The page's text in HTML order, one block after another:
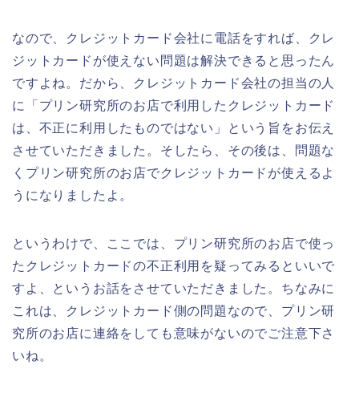
なので、クレジットカード会社に電話をすれば、クレ
ジットカードが使えない問題は解決できると思ったん
ですよね。だから、クレジットカード会社の担当の人
に「プリン研究所のお店で利用したクレジットカード
は、不正に利用したものではない」という旨をお伝え
させていただきました。そしたら、その後は、問題な
くプリン研究所のお店でクレジットカードが使えるよ
うになりましたよ。
というわけで、ここでは、プリン研究所のお店で使っ
たクレジットカードの不正利用を疑ってみるといいで
すよ、というお話をさせていただきました。ちなみに
これは、クレジットカード側の問題なので、プリン研
究所のお店に連絡をしても意味がないのでご注意下さ
いね。